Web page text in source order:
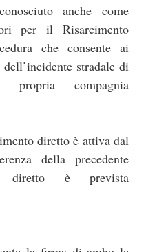
anche come
per il Risarcimento
che consente ai
stradale di
propria compagnia
diretto è attiva dal
della precedente
diretto è prevista